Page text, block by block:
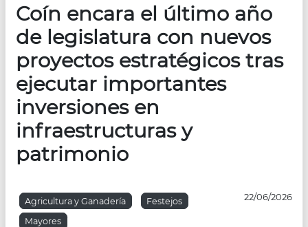
Coín encara el último año
de legislatura con nuevos
proyectos estratégicos tras
ejecutar importantes
inversiones en
infraestructuras y
patrimonio
Agricultura y Ganadería
Festejos
Mayores
22/06/2026